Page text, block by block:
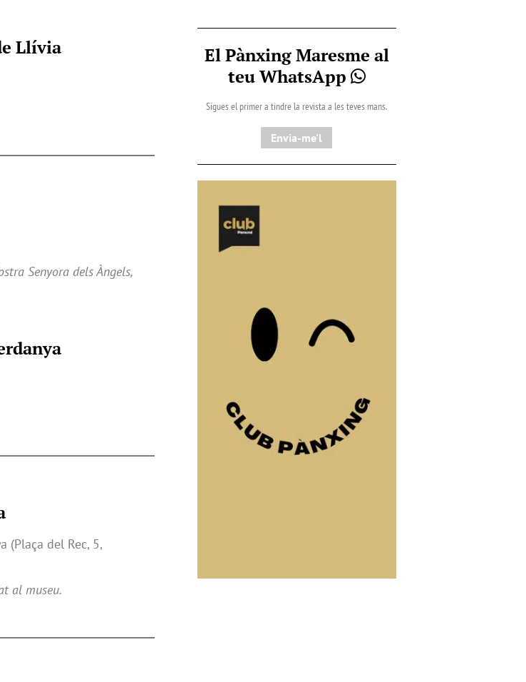
Llívia
Senyora dels Àngels,
(Plaça del Rec, 5,
al museu.
El Pànxing Maresme al
teu WhatsApp
Sigues el primer a tindre la revista a les teves mans.
Envia-me'l